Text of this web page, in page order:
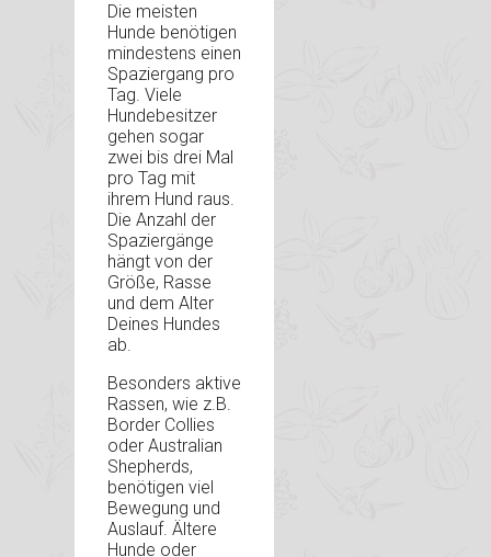
Die meisten
Hunde benötigen
mindestens einen
Spaziergang pro
Tag. Viele
Hundebesitzer
gehen sogar
zwei bis drei Mal
pro Tag mit
ihrem Hund raus.
Die Anzahl der
Spaziergänge
hängt von der
Größe, Rasse
und dem Alter
Deines Hundes
ab.
Besonders aktive
Rassen, wie z.B.
Border Collies
oder Australian
Shepherds,
benötigen viel
Bewegung und
Auslauf. Ältere
Hunde oder